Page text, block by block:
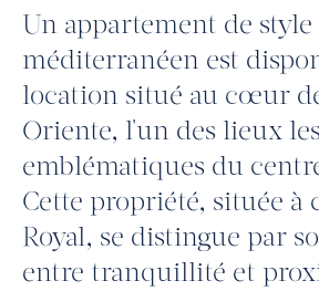
Un appartement de style
méditerranéen est
location situé au cœur
Oriente, l'un des lieux
emblématiques du
Cette propriété, située à
Royal, se distingue par
entre tranquillité et